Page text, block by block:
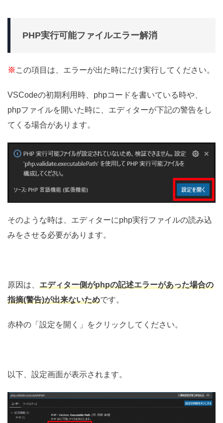
PHP実行可能ファイルエラー解消
※この項目は、エラーが出た時にだけ実行してください。
VSCodeの初期利用時、phpコードを書いている時や、
phpファイルを開いた時に、エディターが下記の警告をし
てくる場合があります。
そのような時は、エディターにphp実行ファイルの読み込
みをさせる必要があります。
原因は、 エディター側がphpの記述エラーがあった場合の
指摘(警告)が出来ないためです。
赤枠の「設定を開く」をクリックしてください。
以下、設定画面が表示されます。